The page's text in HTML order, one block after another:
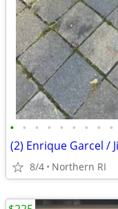
• • • • • • • • •
8/4 Northern RI